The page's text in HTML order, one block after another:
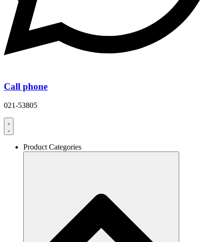
Call phone
021-53805
Product Categories